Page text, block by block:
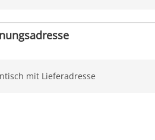
mit Lieferadresse